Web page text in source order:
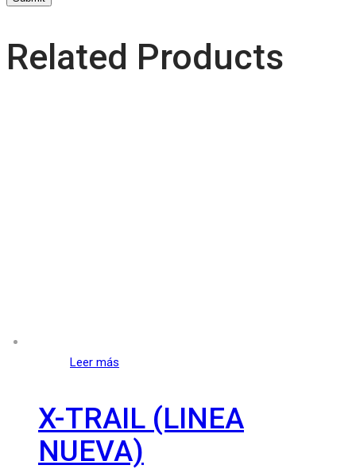
Related Products
Leer más
X-TRAIL (LINEA
NUEVA)